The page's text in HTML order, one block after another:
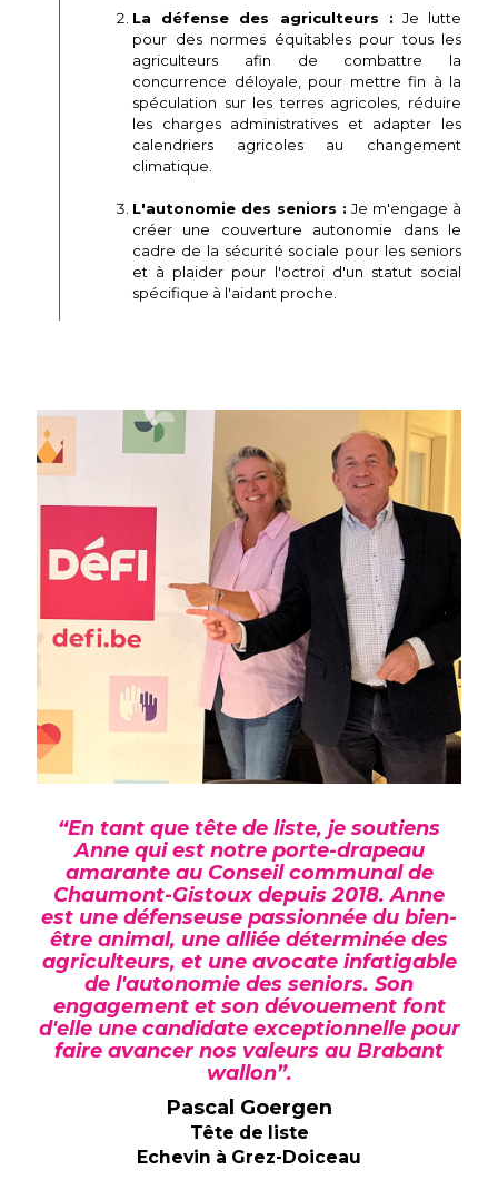
La défense des agriculteurs : Je lutte
pour des normes équitables pour tous les
agriculteurs afin de combattre la
concurrence déloyale, pour mettre fin à la
spéculation sur les terres agricoles, réduire
les charges administratives et adapter les
calendriers agricoles au changement
climatique.
L'autonomie des seniors : Je m'engage à
créer une couverture autonomie dans le
cadre de la sécurité sociale pour les seniors
et à plaider pour l'octroi d'un statut social
spécifique à l'aidant proche.
“En tant que tête de liste, je soutiens
Anne qui est notre porte-drapeau
amarante au Conseil communal de
Chaumont-Gistoux depuis 2018. Anne
est une défenseuse passionnée du bien-
être animal, une alliée déterminée des
agriculteurs, et une avocate infatigable
de l'autonomie des seniors. Son
engagement et son dévouement font
d'elle une candidate exceptionnelle pour
faire avancer nos valeurs au Brabant
wallon”.
Pascal Goergen
Tête de liste
Echevin à Grez-Doiceau